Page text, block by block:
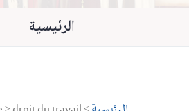
الرئيسية